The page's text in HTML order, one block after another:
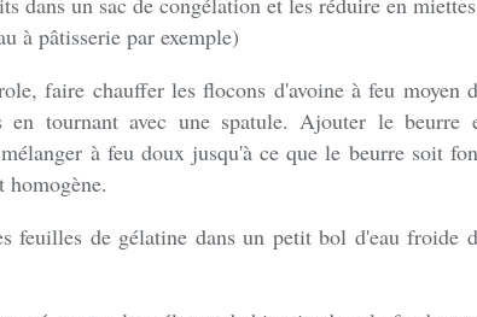
à pâtisserie par exemple)
faire chauffer les flocons d'avoine à feu moyen
en tournant avec une spatule. Ajouter le beurre
à feu doux jusqu'à ce que le beurre soit
homogène.
feuilles de gélatine dans un petit bol d'eau froide